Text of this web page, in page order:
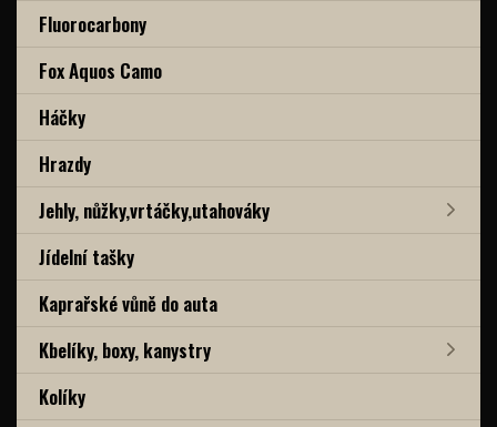
Fluorocarbony
Fox Aquos Camo
Háčky
Hrazdy
Jehly, nůžky,vrtáčky,utahováky
Jídelní tašky
Kaprařské vůně do auta
Kbelíky, boxy, kanystry
Kolíky